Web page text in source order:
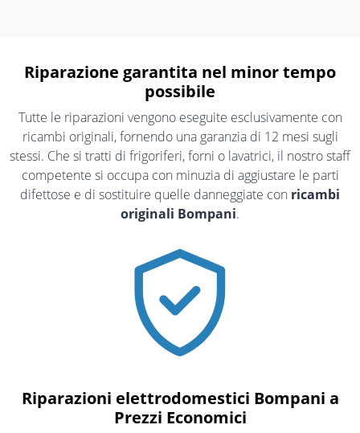
Riparazione garantita nel minor tempo
possibile
Tutte le riparazioni vengono eseguite esclusivamente con
ricambi originali, fornendo una garanzia di 12 mesi sugli
stessi. Che si tratti di frigoriferi, forni o lavatrici, il nostro staff
competente si occupa con minuzia di aggiustare le parti
difettose e di sostituire quelle danneggiate con ricambi
originali Bompani.
Riparazioni elettrodomestici Bompani a
Prezzi Economici